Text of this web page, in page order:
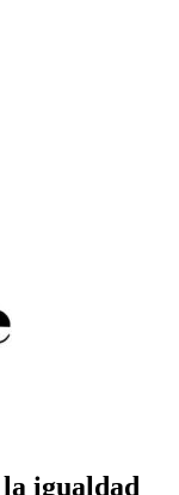
igualdad